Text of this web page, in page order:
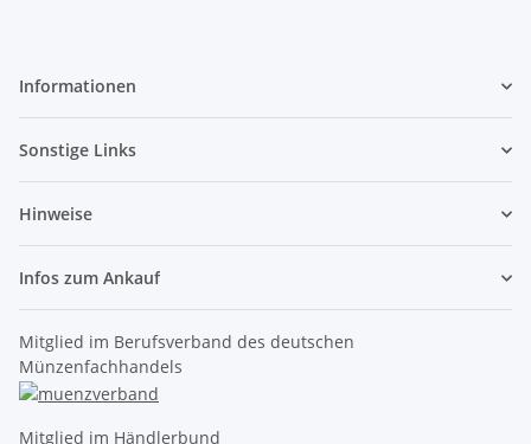
Informationen
Sonstige Links
Hinweise
Infos zum Ankauf
Mitglied im Berufsverband des deutschen
Münzenfachhandels
Mitglied im Händlerbund